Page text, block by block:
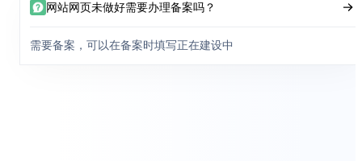
网站网页未做好需要办理备案吗？
需要备案，可以在备案时填写正在建设中